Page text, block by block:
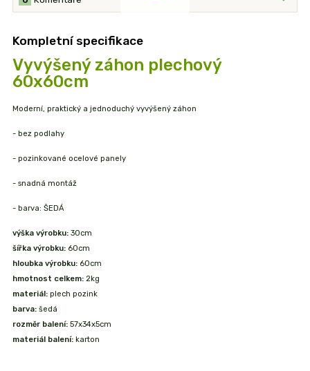
Kompletní specifikace
Vyvýšený záhon plechový
60x60cm
Moderní, praktický a jednoduchý vyvýšený záhon
- bez podlahy
- pozinkované ocelové panely
- snadná montáž
- barva: ŠEDÁ
výška výrobku: 30cm
šířka výrobku: 60cm
hloubka výrobku: 60cm
hmotnost celkem: 2kg
materiál: plech pozink
barva: šedá
rozměr balení: 57x34x5cm
materiál balení: karton